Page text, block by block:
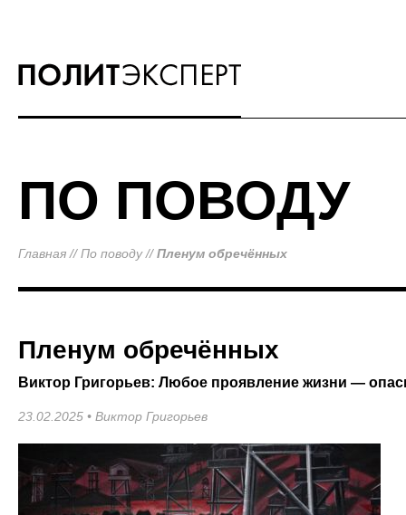
ПО ПОВОДУ
Главная //По поводу//Пленум обречённых
Пленум обречённых
Виктор Григорьев: Любое проявление жизни —
23.02.2025 • Виктор Григорьев